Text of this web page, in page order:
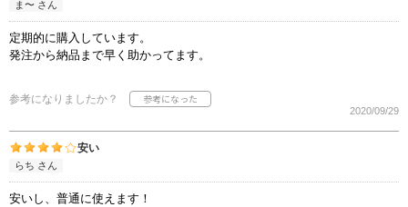
ま〜 さん
定期的に購入しています。
発注から納品まで早く助かってます。
参考になりましたか？
2020/09/29
安い
らち さん
安いし、普通に使えます！